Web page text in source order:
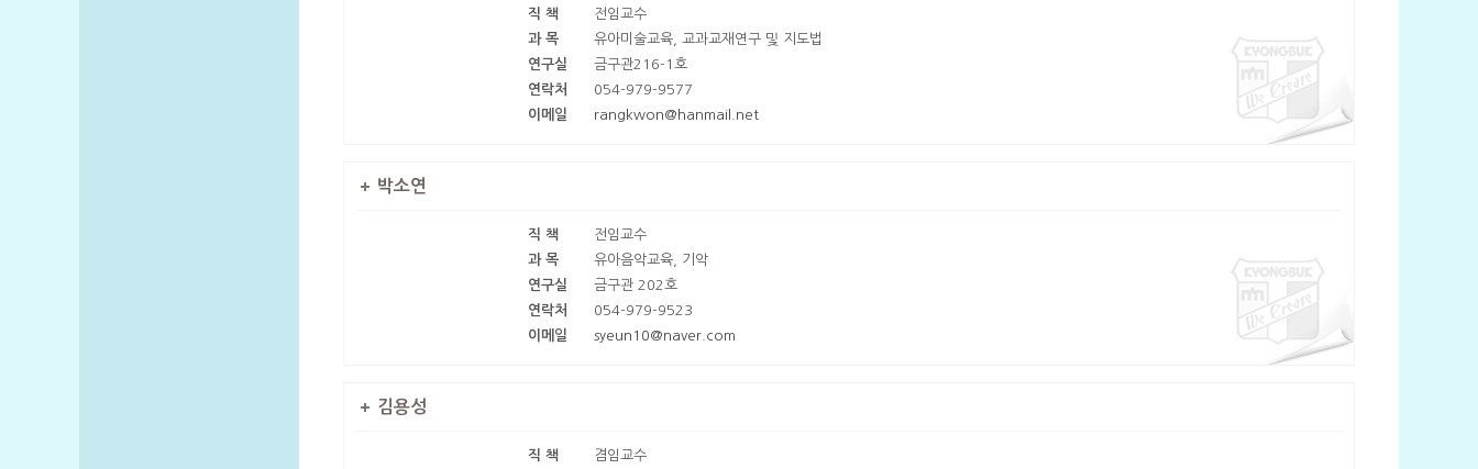
직 책
전임교수
과 목
유아미술교육, 교과교재연구 및 지도법
연구실
금구관216-1호
연락처
054-979-9577
이메일
rangkwon@hanmail.net
박소연
직 책
전임교수
과 목
유아음악교육, 기악
연구실
금구관 202호
연락처
054-979-9523
이메일
syeun10@naver.com
김용성
직 책
겸임교수